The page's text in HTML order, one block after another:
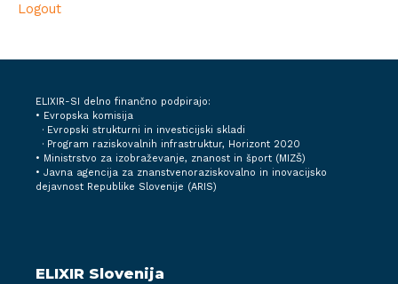
Logout
ELIXIR-SI delno finančno podpirajo:
• Evropska komisija
· Evropski strukturni in investicijski skladi
· Program raziskovalnih infrastruktur, Horizont 2020
• Ministrstvo za izobraževanje, znanost in šport (MIZŠ)
• Javna agencija za znanstvenoraziskovalno in inovacijsko
dejavnost Republike Slovenije (ARIS)
ELIXIR Slovenija